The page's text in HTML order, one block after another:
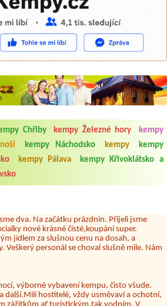
Chřiby kempy Železné hory
kempy
kempy Náchodsko kempy
kempy
kempy Pálava
kempy Křivoklátsko a
do 1.8. 2026. Kemp jako takový je pěkný.
čisto, doplněný papír i utěrky, což při
V kempu je obchod a
Co nás ale velice zklamalo byl
si připadala jak na pouti- z každého koutu
ale takový rámus jsme ještě nezažili...
dva. Na začátku prázdnin. Přijeli jsme
nové krásné čisté,koupání super.
jídlem za slušnou cenu na dosah, a
personál se choval slušně mile. Nám
výborné vybavení kempu, čisto všude.
další.Milí hostitelé, vždy usměvaví a ochotní,
zážitkům ať turistickým,tak vodním. V